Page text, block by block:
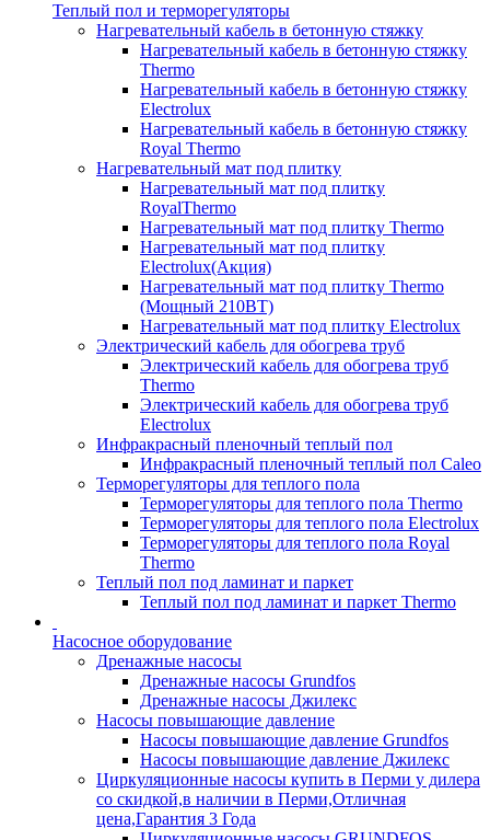
Теплый пол и терморегуляторы
Нагревательный кабель в бетонную стяжку
Нагревательный кабель в бетонную стяжку
Thermo
Нагревательный кабель в бетонную стяжку
Electrolux
Нагревательный кабель в бетонную стяжку
Royal Thermo
Нагревательный мат под плитку
Нагревательный мат под плитку
RoyalThermo
Нагревательный мат под плитку Thermo
Нагревательный мат под плитку
Electrolux(Акция)
Нагревательный мат под плитку Thermo
(Мощный 210ВТ)
Нагревательный мат под плитку Electrolux
Электрический кабель для обогрева труб
Электрический кабель для обогрева труб
Thermo
Электрический кабель для обогрева труб
Electrolux
Инфракрасный пленочный теплый пол
Инфракрасный пленочный теплый пол Caleo
Терморегуляторы для теплого пола
Терморегуляторы для теплого пола Thermo
Терморегуляторы для теплого пола Electrolux
Терморегуляторы для теплого пола Royal
Thermo
Теплый пол под ламинат и паркет
Теплый пол под ламинат и паркет Thermo
Насосное оборудование
Дренажные насосы
Дренажные насосы Grundfos
Дренажные насосы Джилекс
Насосы повышающие давление
Насосы повышающие давление Grundfos
Насосы повышающие давление Джилекс
Циркуляционные насосы купить в Перми у дилера
со скидкой,в наличии в Перми,Отличная
цена,Гарантия 3 Года